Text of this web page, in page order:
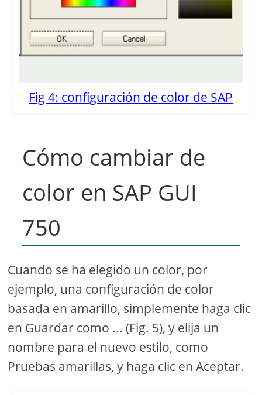
Fig 4: configuración de color de SAP
Cómo cambiar de
color en SAP GUI
750
Cuando se ha elegido un color, por
ejemplo, una configuración de color
basada en amarillo, simplemente haga clic
en Guardar como ... (Fig. 5), y elija un
nombre para el nuevo estilo, como
Pruebas amarillas, y haga clic en Aceptar.